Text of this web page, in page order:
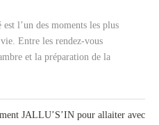
est l’un des moments les plus
Entre les rendez-vous
et la préparation de la
JALLU’S’IN pour allaiter avec